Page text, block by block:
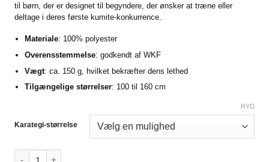
til børn, der er designet til begyndere, der ønsker at træne eller
deltage i deres første kumite-konkurrence.
Materiale: 100% polyester
Overensstemmelse: godkendt af WKF
Vægt: ca. 150 g, hvilket bekræfter dens lethed
Tilgængelige størrelser: 100 til 160 cm
Karategi-størrelse
RYD